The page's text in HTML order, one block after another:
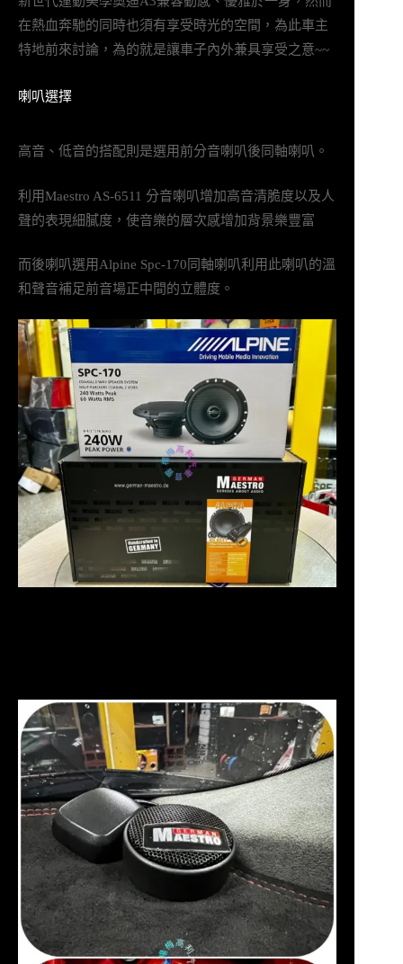
在熱血奔馳的同時也須有享受時光的空間，為此車主
特地前來討論，為的就是讓車子內外兼具享受之意~~
喇叭選擇
高音、低音的搭配則是選用前分音喇叭後同軸喇叭。
利用Maestro AS-6511 分音喇叭增加高音清脆度以及人
聲的表現細膩度，使音樂的層次感增加背景樂豐富
而後喇叭選用Alpine Spc-170同軸喇叭利用此喇叭的溫
和聲音補足前音場正中間的立體度。